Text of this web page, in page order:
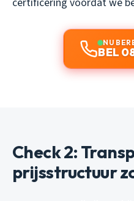
NU
BEL
Check 2:
prijsstructuur